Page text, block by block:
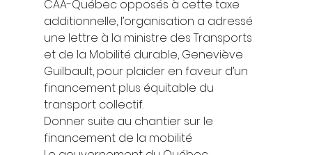
CAA-Québec opposés à cette taxe
additionnelle, l’organisation a adressé
une lettre à la ministre des Transports
et de la Mobilité durable, Geneviève
Guilbault, pour plaider en faveur d’un
financement plus équitable du
transport collectif.
Donner suite au chantier sur le
financement de la mobilité